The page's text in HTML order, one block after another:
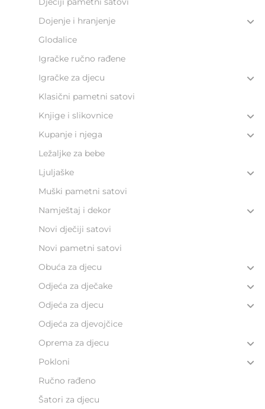
Dojenje i hranjenje
Glodalice
Igračke ručno rađene
Igračke za djecu
Klasični pametni satovi
Knjige i slikovnice
Kupanje i njega
Ležaljke za bebe
Ljuljaške
Muški pametni satovi
Namještaj i dekor
Novi dječiji satovi
Novi pametni satovi
Obuća za djecu
Odjeća za dječake
Odjeća za djecu
Odjeća za djevojčice
Oprema za djecu
Pokloni
Ručno rađeno
Šatori za djecu